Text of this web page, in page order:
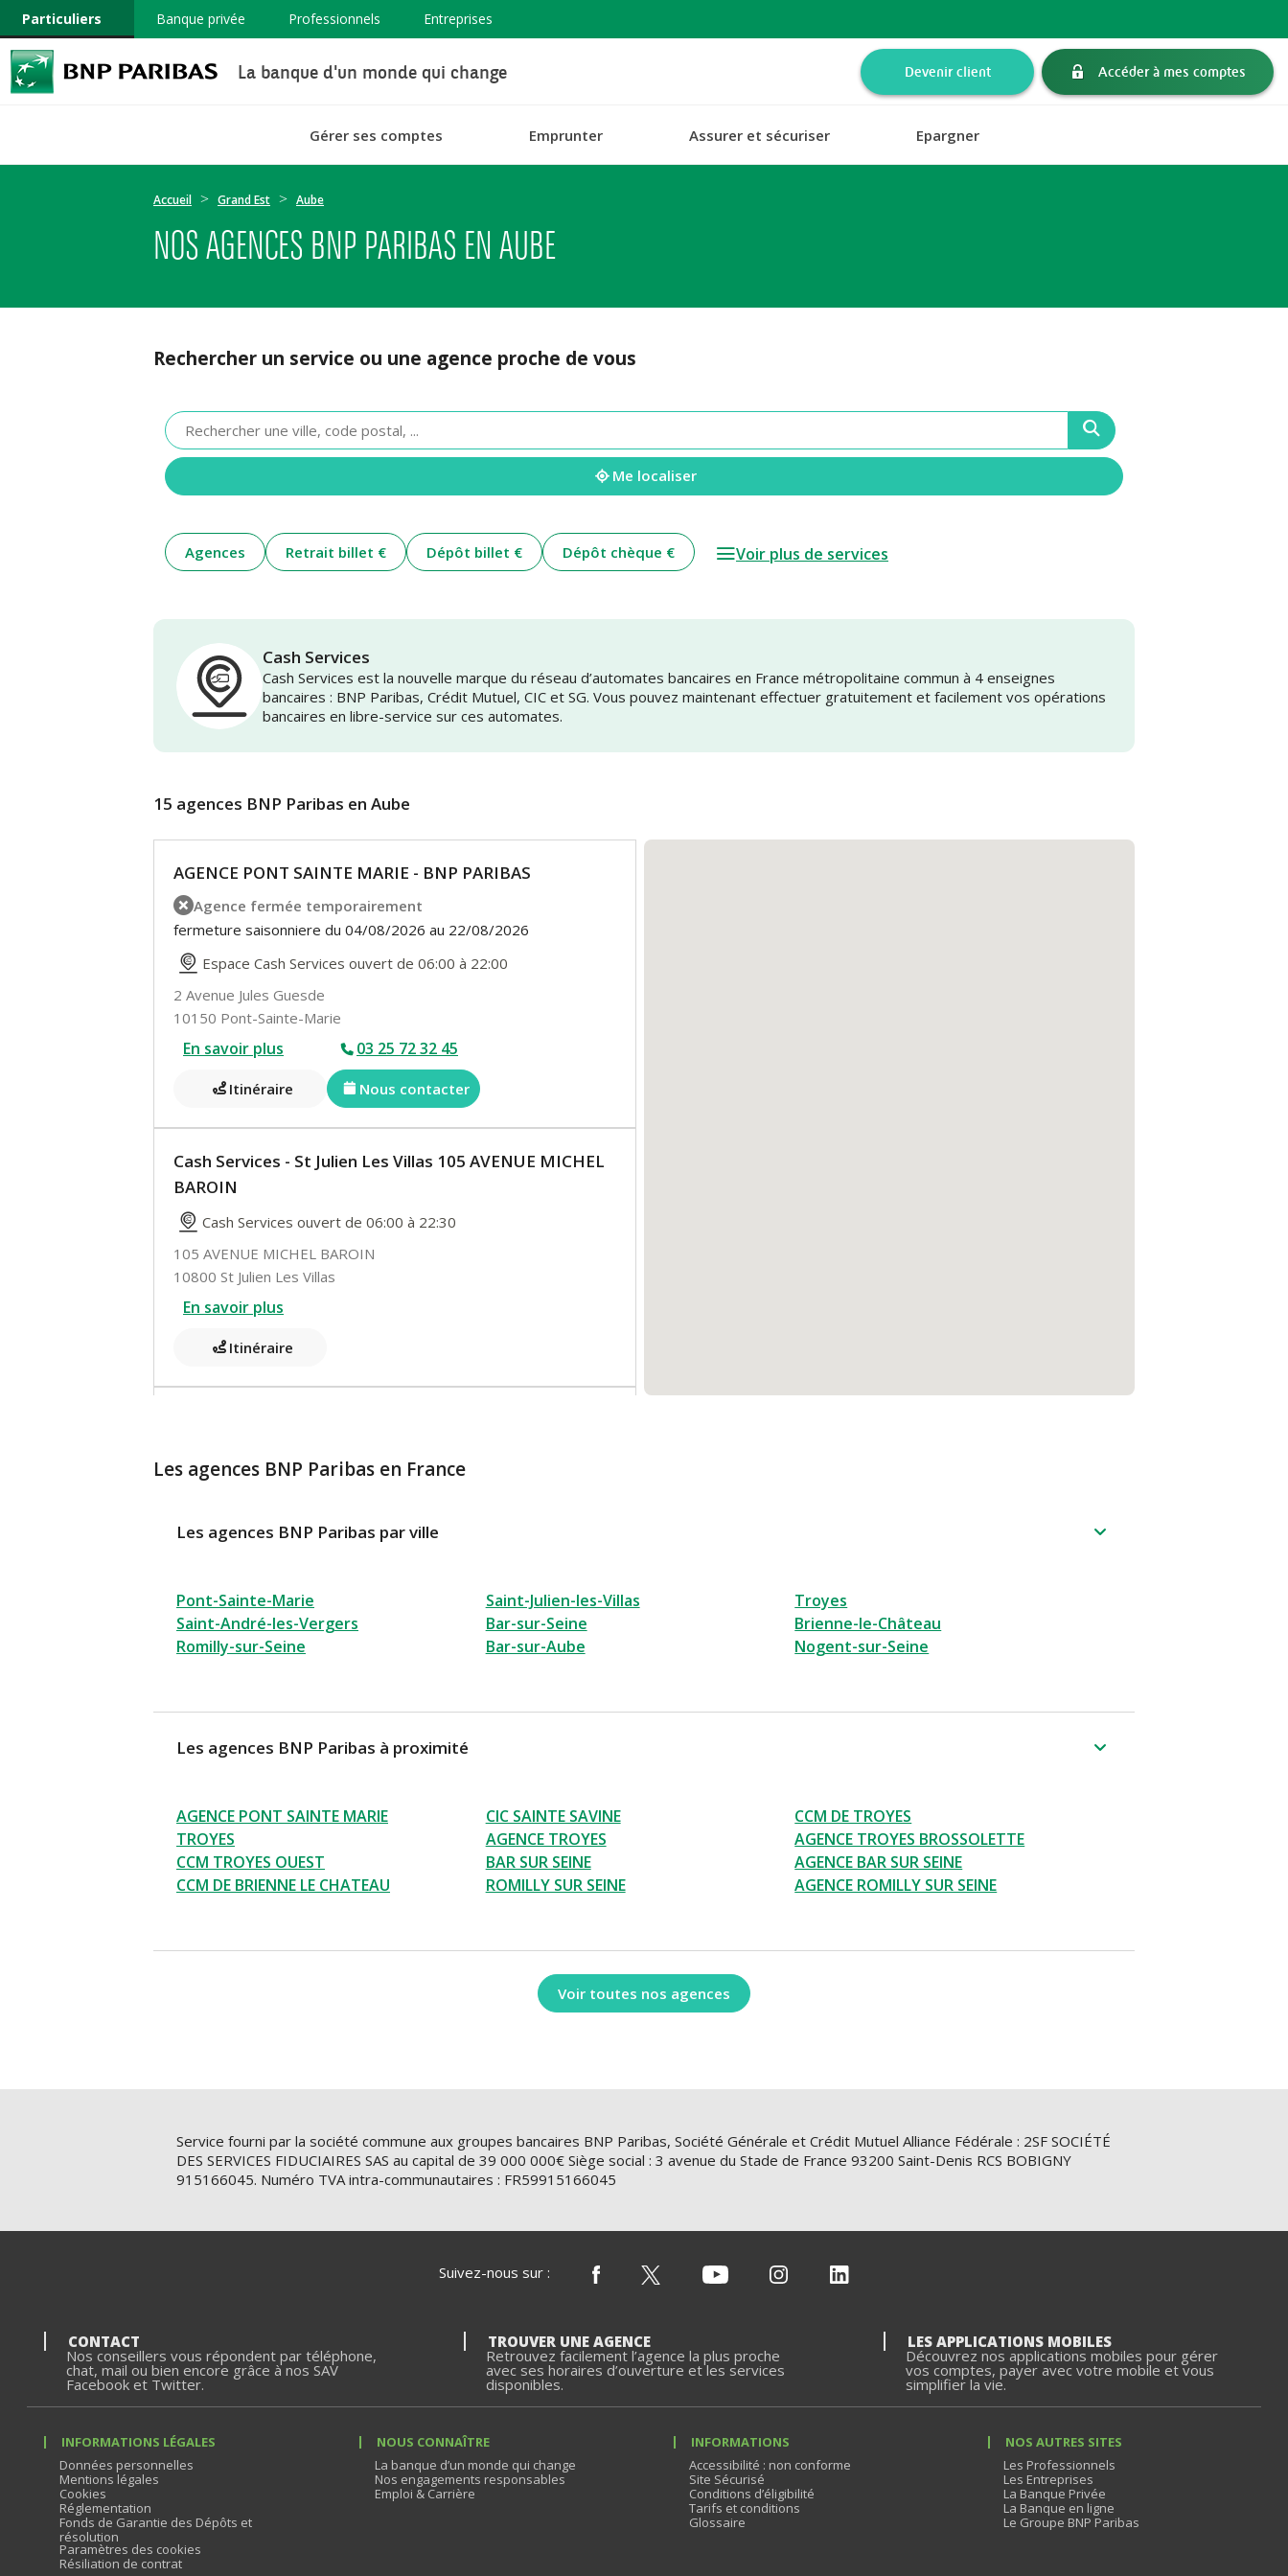
Particuliers Banque privée Professionnels Entreprises
La banque d'un monde qui change Devenir client Accéder à mes comptes
Gérer ses comptes Emprunter Assurer et sécuriser Epargner
Accueil Grand Est Aube
NOS AGENCES BNP PARIBAS EN AUBE
Rechercher un service ou une agence proche de vous
Veuillez
renseigner
une
adresse
Me localiser
Agences Retrait billet € Dépôt billet € Dépôt chèque € Voir plus de services
Cash Services
Cash Services est la nouvelle marque du réseau d’automates bancaires en France métropolitaine commun à 4 enseignes
bancaires : BNP Paribas, Crédit Mutuel, CIC et SG. Vous pouvez maintenant effectuer gratuitement et facilement vos opérations
bancaires en libre-service sur ces automates.
15 agences BNP Paribas en Aube
AGENCE PONT SAINTE MARIE - BNP PARIBAS
Agence fermée temporairement
fermeture saisonniere du 04/08/2026 au 22/08/2026
Espace Cash Services ouvert de 06:00 à 22:00
2 Avenue Jules Guesde
10150 Pont-Sainte-Marie
En savoir plus 03 25 72 32 45
Itinéraire Nous contacter
Cash Services - St Julien Les Villas 105 AVENUE MICHEL
BAROIN
Cash Services ouvert de 06:00 à 22:30
105 AVENUE MICHEL BAROIN
10800 St Julien Les Villas
En savoir plus
Itinéraire
4 BOULEVARD GAMBETTA
En savoir plus
Cash Services - Troyes 11 PLACE MARECHAL FOCH
10000 Troyes
Itinéraire
AGENCE TROYES - BNP PARIBAS
Espace Cash Services ouvert de 09:00 à 12:30
AGENCE TROYES BROSSOLETTE - BNP PARIBAS
Agence ouverteFerme à 12:30
Cash Services - St Andre Les Vergers 96 ROUTE D
AUXERRE
Cash Services ouvert de 06:00 à 22:30
10120 St Andre Les Vergers
En savoir plus
Les agences BNP Paribas en France
Les agences BNP Paribas par ville
Pont-Sainte-Marie Saint-Julien-les-Villas
Troyes
Saint-André-les-Vergers
Bar-sur-Seine
Brienne-le-Château
Romilly-sur-Seine
Bar-sur-Aube Nogent-sur-Seine
Les agences BNP Paribas à proximité
AGENCE PONT SAINTE MARIE CIC SAINTE SAVINE
CCM DE TROYES
TROYES
AGENCE TROYES
AGENCE TROYES BROSSOLETTE
CCM TROYES OUEST
BAR SUR SEINE
AGENCE BAR SUR SEINE
CCM DE BRIENNE LE CHATEAU
ROMILLY SUR SEINE AGENCE ROMILLY SUR SEINE
Voir toutes nos agences
Service fourni par la société commune aux groupes bancaires BNP Paribas, Société Générale et Crédit Mutuel Alliance Fédérale : 2SF SOCIÉTÉ
DES SERVICES FIDUCIAIRES SAS au capital de 39 000 000€ Siège social : 3 avenue du Stade de France 93200 Saint-Denis RCS BOBIGNY
915166045. Numéro TVA intra-communautaires : FR59915166045
Suivez-nous sur :
CONTACT
Nos conseillers vous répondent par téléphone,
chat, mail ou bien encore grâce à nos SAV
Facebook et Twitter.
TROUVER UNE AGENCE
Retrouvez facilement l’agence la plus proche
avec ses horaires d’ouverture et les services
disponibles.
LES APPLICATIONS MOBILES
Découvrez nos applications mobiles pour gérer
vos comptes, payer avec votre mobile et vous
simplifier la vie.
INFORMATIONS LÉGALES
Données personnelles
Mentions légales
Cookies
Réglementation
Fonds de Garantie des Dépôts et
résolution
Paramètres des cookies
Résiliation de contrat
NOUS CONNAÎTRE
La banque d’un monde qui change
Nos engagements responsables
Emploi & Carrière
INFORMATIONS
Accessibilité : non conforme
Site Sécurisé
Conditions d’éligibilité
Tarifs et conditions
Glossaire
NOS AUTRES SITES
Les Professionnels
Les Entreprises
La Banque Privée
La Banque en ligne
Le Groupe BNP Paribas